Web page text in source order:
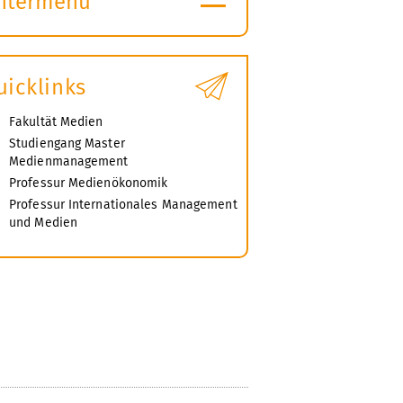
Fakultät Medien
Studiengang Master
Medienmanagement
Professur Medienökonomik
Professur Internationales Management
und Medien